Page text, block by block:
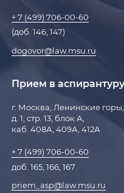
+ 7 (499) 706-00-60
(доб. 146, 147)
dogovor@law.msu.ru
Прием в
г. Москва, Ленинские горы,
д. 1, стр. 13, блок А,
каб. 408А, 409А, 412А
+ 7 (499) 706-00-60
доб. 165, 166, 167
priem_asp@law.msu.ru